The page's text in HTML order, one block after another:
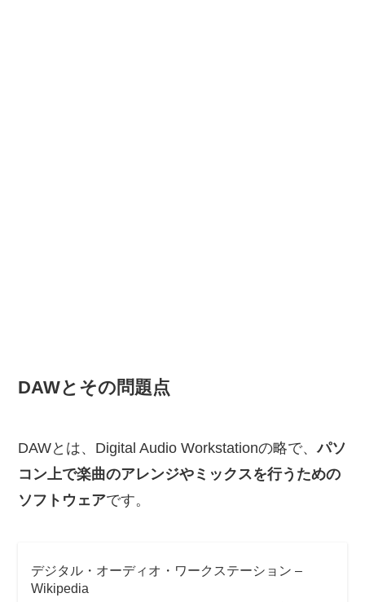
DAWとその問題点
DAWとは、Digital Audio Workstationの略で、パソ
コン上で楽曲のアレンジやミックスを行うための
ソフトウェアです。
デジタル・オーディオ・ワークステーション –
Wikipedia